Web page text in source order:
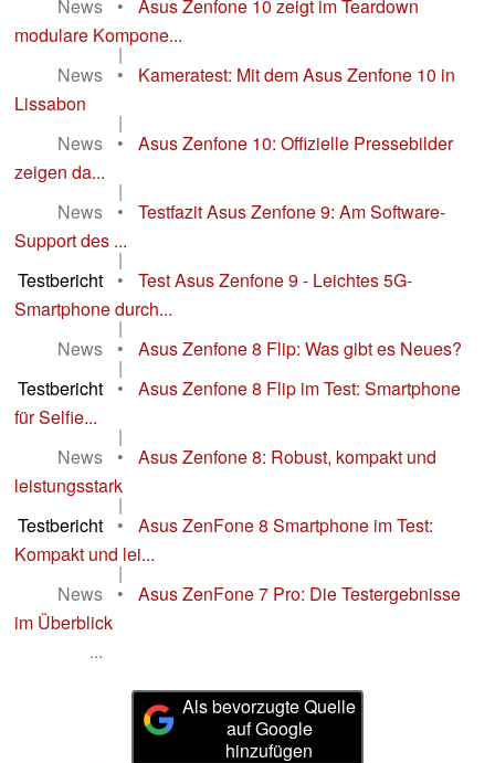
News •
Asus Zenfone 10 zeigt im Teardown
modulare Kompone...
|
News
•
Kameratest: Mit dem Asus Zenfone 10 in
Lissabon
|
News
•
Asus Zenfone 10: Offizielle Pressebilder
zeigen da...
|
News
•
Testfazit Asus Zenfone 9: Am Software-
Support des ...
|
Testbericht
•
Test Asus Zenfone 9 - Leichtes 5G-
Smartphone durch...
|
News
• Asus Zenfone 8 Flip: Was gibt es Neues?
|
Testbericht
•
Asus Zenfone 8 Flip im Test: Smartphone
für Selfie...
|
News
•
Asus Zenfone 8: Robust, kompakt und
leistungsstark
|
Testbericht
•
Asus ZenFone 8 Smartphone im Test:
Kompakt und lei...
|
News
•
Asus ZenFone 7 Pro: Die Testergebnisse
im Überblick
...
Als bevorzugte Quelle
auf Google
hinzufügen